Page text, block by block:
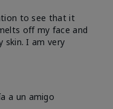
to see that it
off my face and
skin. I am very
a un amigo